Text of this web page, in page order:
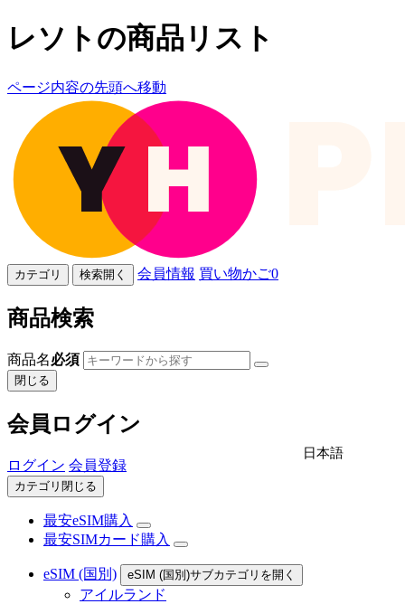
レソトの商品リスト
ページ内容の先頭へ移動
カテゴリ 検索開く 会員情報 買い物かご0
商品検索
商品名必須
閉じる
会員ログイン
ログイン 会員登録
日本語
カテゴリ閉じる
最安eSIM購入
最安SIMカード購入
eSIM (国別) eSIM (国別)サブカテゴリを開く
アイルランド